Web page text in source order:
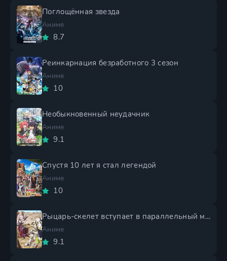
Поглощённая звезда
Аниме
8.7
Реинкарнация безработного 3 сезон
Аниме
10
Необыкновенный неудачник
Аниме
9.1
Спустя 10 лет я стал легендой
Аниме
10
Рыцарь-скелет вступает в параллельный мир 2 сезон
Аниме
9.1